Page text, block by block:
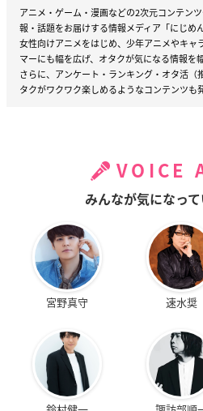
アニメ・ゲーム・漫画などの2次元コンテン
報・話題をお届けする情報メディア「にじめん
女性向けアニメをはじめ、少年アニメやキャ
マーにも幅を広げ、オタクが気になる情報を
さらに、アンケート・ランキング・オタ活（
タクがワクワク楽しめるようなコンテンツも
VOICE
みんなが気になっ
宮野真守 速水奨